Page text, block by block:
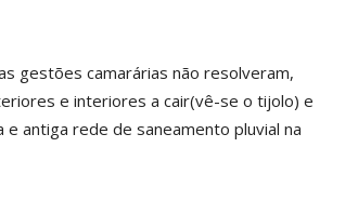
gestões camarárias não resolveram,
e interiores a cair(vê-se o tijolo) e
antiga rede de saneamento pluvial na